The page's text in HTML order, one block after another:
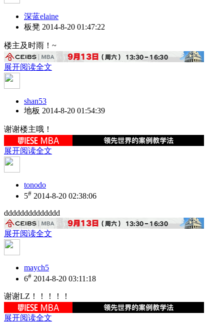
深蓝elaine
板凳 2014-8-20 01:47:22
楼主及时雨！~
展开阅读全文
shan53
地板 2014-8-20 01:54:39
谢谢楼主哦！
展开阅读全文
tonodo
5# 2014-8-20 02:38:06
dddddddddddddd
展开阅读全文
maych5
6# 2014-8-20 03:11:18
谢谢LZ！！！！！
展开阅读全文